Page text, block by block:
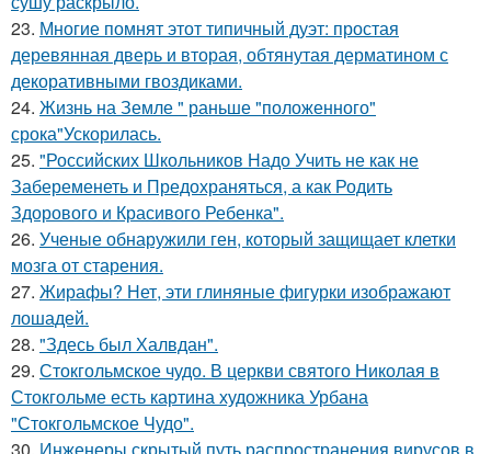
23. Многие помнят этот типичный дуэт: простая
деревянная дверь и вторая, обтянутая дерматином с
декоративными гвоздиками.
24. Жизнь на Земле " раньше "положенного"
срока"Ускорилась.
25. "Российских Школьников Надо Учить не как не
Забеременеть и Предохраняться, а как Родить
Здорового и Красивого Ребенка".
26. Ученые обнаружили ген, который защищает клетки
мозга от старения.
27. Жирафы? Нет, эти глиняные фигурки изображают
лошадей.
28. "Здесь был Халвдан".
29. Стокгольмское чудо. В церкви святого Николая в
Стокгольме есть картина художника Урбана
"Стокгольмское Чудо".